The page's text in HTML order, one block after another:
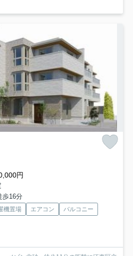
円
歩16分
機置場 エアコン
バルコニー